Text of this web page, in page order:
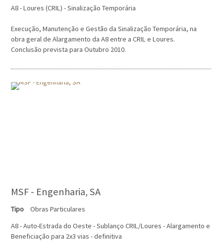
A8 - Loures (CRIL) - Sinalização Temporária
Execução, Manutenção e Gestão da Sinalização Temporária, na
obra geral de Alargamento da A8 entre a CRIL e Loures.
Conclusão prevista para Outubro 2010.
MSF - Engenharia, SA
Tipo
Obras Particulares
A8 - Auto-Estrada do Oeste - Sublanço CRIL/Loures - Alargamento e
Beneficiação para 2x3 vias - definitiva